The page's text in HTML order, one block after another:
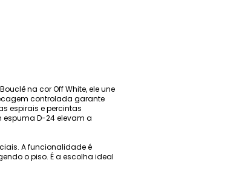
na cor Off White, ele une
controlada garante
espirais e percintas
D-24 elevam a
A funcionalidade é
o piso. É a escolha ideal